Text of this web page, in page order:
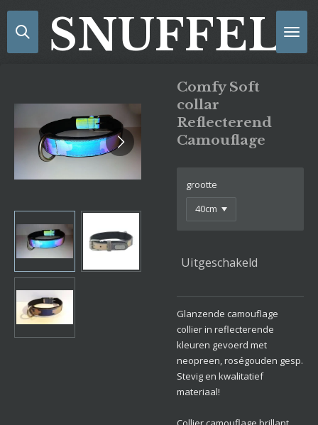
Ga
direct
SNUFFELS
Comfy Soft
collar
Reflecterend
Camouflage
grootte
Uitgeschakeld
Glanzende camouflage
collier in reflecterende
kleuren gevoerd met
neopreen, roségouden gesp.
Stevig en kwalitatief
materiaal!